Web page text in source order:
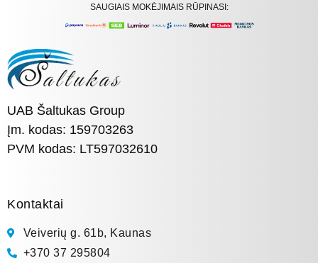
SAUGIAIS MOKĖJIMAIS RŪPINASI:
UAB Šaltukas Group
Įm. kodas: 159703263
PVM kodas: LT597032610
Kontaktai
Veiverių g. 61b, Kaunas
+370 37 295804